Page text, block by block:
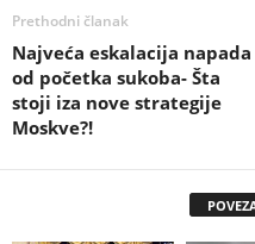
Prethodni članak
Najveća eskalacija napada
od početka sukoba- Šta
stoji iza nove strategije
Moskve?!